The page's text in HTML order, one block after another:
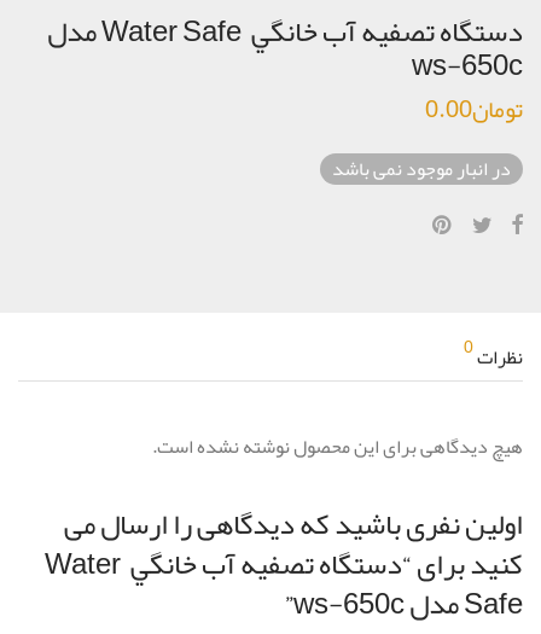
دستگاه تصفيه آب خانگي Water Safe مدل
ws-650c
تومان0.00
در انبار موجود نمی باشد
نظرات0
هیچ دیدگاهی برای این محصول نوشته نشده است.
اولین نفری باشید که دیدگاهی را ارسال می
کنید برای “دستگاه تصفيه آب خانگي Water
Safe مدل ws-650c”